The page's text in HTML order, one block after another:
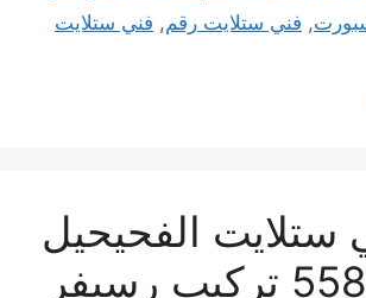
, فني ستلايت رقم, فني ستلايت
ستلايت الفحيحيل
55806005 تركيب رسيفر